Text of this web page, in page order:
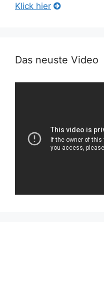
Klick hier
Das neuste Video